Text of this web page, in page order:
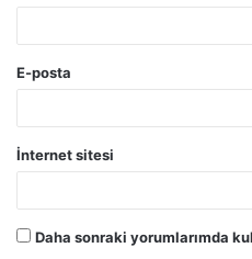
E-posta
İnternet sitesi
Daha sonraki yorumlarımda